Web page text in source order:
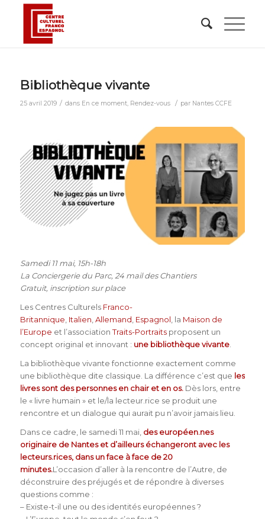
Bibliothèque vivante
25 avril 2019 / dans En ce moment, Rendez-vous / par Nantes CCFE
Samedi 11 mai, 15h-18h
La Conciergerie du Parc, 24 mail des Chantiers
Gratuit, inscription sur place
Les Centres Culturels Franco-
Britannique Italien Allemand Espagnol , la Maison de
l’Europe et l’associationTraits-Portraitsproposent un
concept original et innovant : une bibliothèque vivante.
La bibliothèque vivante fonctionne exactement comme
une bibliothèque dite classique. La différence c’est que les
livres sont des personnes en chair et en os. Dès lors, entre
le « livre humain » et le/la lecteur.rice se produit une
rencontre et un dialogue qui aurait pu n’avoir jamais lieu.
Dans ce cadre, le samedi 11 mai, des européen.nes
originaire de Nantes et d’ailleurs échangeront avec les
lecteurs.rices, dans un face à face de 20
minutes.L’occasion d’aller à la rencontre de l’Autre, de
déconstruire des préjugés et de répondre à diverses
questions comme :
– Existe-t-il une ou des identités européennes ?